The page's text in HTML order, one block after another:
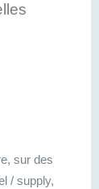
sur des
/ supply,